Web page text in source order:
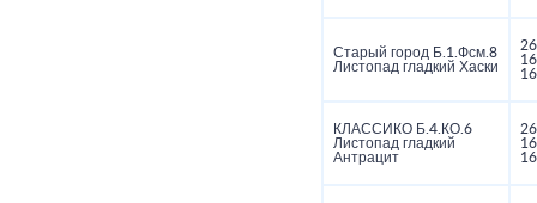
Старый город Б.1.Фсм.8
Листопад гладкий Хаски
КЛАССИКО Б.4.КО.6
Листопад гладкий
Антрацит